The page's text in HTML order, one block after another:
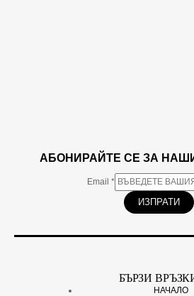
АБОНИРАЙТЕ СЕ ЗА
Email *
ИЗПРАТИ
БЪРЗИ
НАЧАЛО